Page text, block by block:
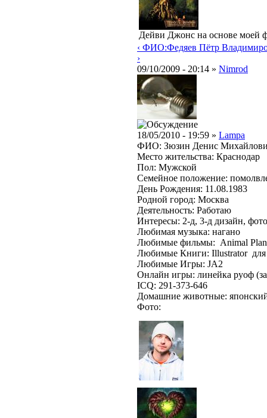
Дейви Джонс на основе моей
‹ ФИО:Федяев Пётр
›
09/10/2009 - 20:14 » Nimrod
18/05/2010 - 19:59 » Lampa
ФИО: Зюзин Денис
Место жительства: Краснодар
Пол: Мужской
Семейное положение:
День Рождения: 11.08.1983
Родной город: Москва
Деятельность: Работаю
Интересы: 2-д, 3-д дизайн,
Любимая музыка: нагано
Любимые фильмы: Animal
Любимые Книги: Illustrator для
Любимые Игры: JA2
Онлайн игры: линейка руоф
ICQ: 291-373-646
Домашние животные:
Фото: